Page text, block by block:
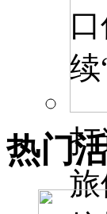
续
旅
热门